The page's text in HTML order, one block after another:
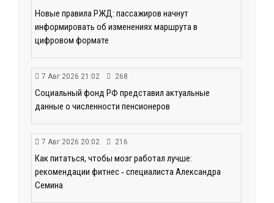
Новые правила РЖД: пассажиров начнут
информировать об изменениях маршрута в
цифровом формате
7 Авг 2026 21:02 268
Социальный фонд РФ представил актуальные
данные о численности пенсионеров
7 Авг 2026 20:02 216
Как питаться, чтобы мозг работал лучше:
рекомендации фитнес ‑ специалиста Александра
Семина